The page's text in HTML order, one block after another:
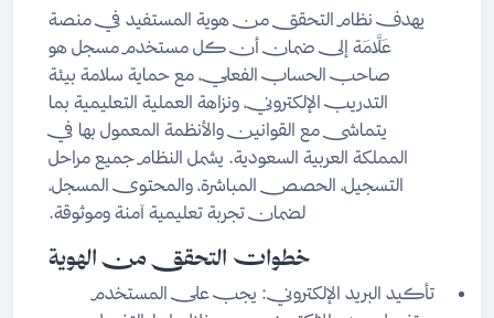
يهدف نظام التحقق من هوية المستفيد في منصة
عَلَّامَة إلى ضمان أن كل مستخدم مسجل هو
صاحب الحساب الفعلي، مع حماية سلامة بيئة
التدريب الإلكتروني، ونزاهة العملية التعليمية بما
يتماشى مع القوانين والأنظمة المعمول بها في
المملكة العربية السعودية. يشمل النظام جميع مراحل
التسجيل، الحصص المباشرة، والمحتوى المسجل،
لضمان تجربة تعليمية آمنة وموثوقة.
خطوات التحقق من الهوية
تأكيد البريد الإلكتروني: يجب على المستخدم